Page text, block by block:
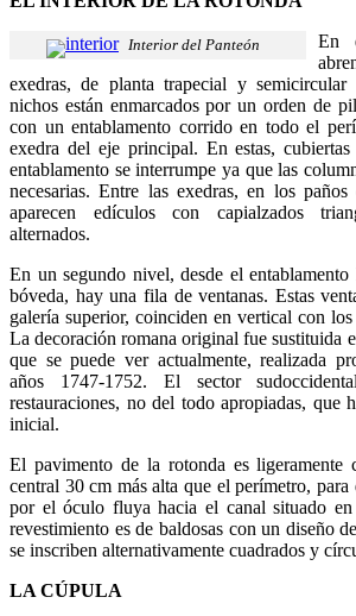
Interior del Panteón
En
exedras, de planta trapecial y semicircular
nichos están enmarcados por un orden de
con un entablamento corrido en todo el
exedra del eje principal. En estas,
entablamento se interrumpe ya que las
necesarias. Entre las exedras, en los
aparecen edículos con capialzados
alternados.
En un segundo nivel, desde el
bóveda, hay una fila de ventanas. Estas
galería superior, coinciden en vertical con
La decoración romana original fue sustituida
que se puede ver actualmente, realizada
años 1747-1752. El sector
restauraciones, no del todo apropiadas, que
inicial.
El pavimento de la rotonda es ligeramente
central 30 cm más alta que el perímetro,
por el óculo fluya hacia el canal situado
revestimiento es de baldosas con un diseño
se inscriben alternativamente cuadrados y
LA CÚPULA